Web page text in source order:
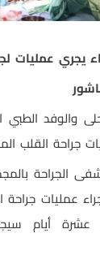
يجري عمليات
والوفد الطبي
جراحة القلب
الجراحة
عمليات
أيام